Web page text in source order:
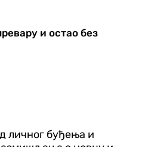
и остао без
личног буђења и